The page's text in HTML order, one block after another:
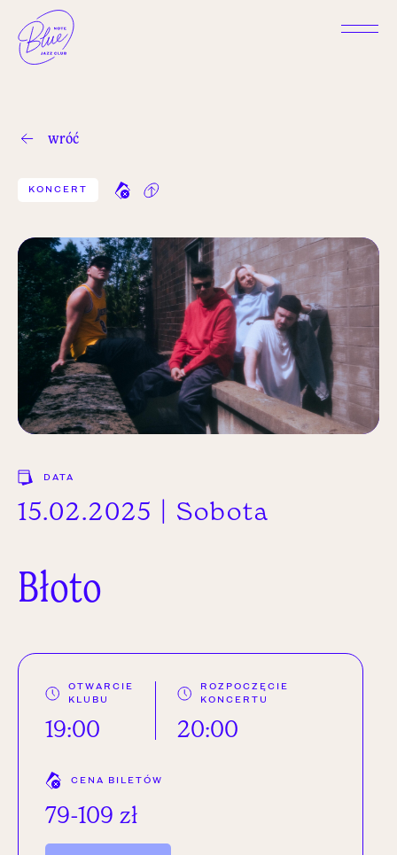
wróć
KONCERT
DATA
15.02.2025 | Sobota
Błoto
OTWARCIE
KLUBU
19:00
ROZPOCZĘCIE
KONCERTU
20:00
CENA BILETÓW
79-109 zł